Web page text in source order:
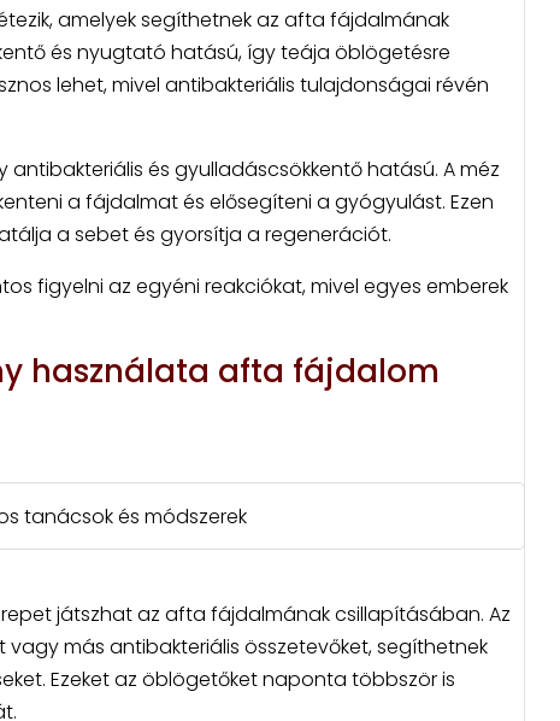
amelyek segíthetnek az afta fájdalmának
és nyugtató hatású, így teája öblögetésre
lehet, mivel antibakteriális tulajdonságai révén
és gyulladáscsökkentő hatású. A méz
a fájdalmat és elősegíteni a gyógyulást. Ezen
a sebet és gyorsítja a regenerációt.
figyelni az egyéni reakciókat, mivel egyes emberek
használata afta fájdalom
tanácsok és módszerek
játszhat az afta fájdalmának csillapításában. Az
vagy más antibakteriális összetevőket, segíthetnek
Ezeket az öblögetőket naponta többször is